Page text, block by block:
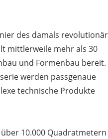
des damals
mittlerweile mehr als 30
und Formenbau bereit.
werden passgenaue
technische Produkte
10.000